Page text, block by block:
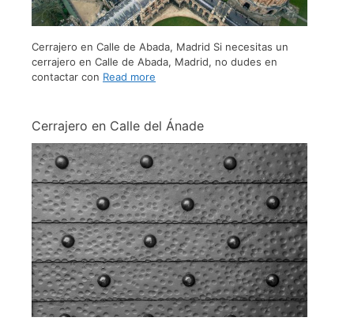
Cerrajero en Calle de Abada, Madrid Si necesitas un
cerrajero en Calle de Abada, Madrid, no dudes en
contactar con Read more
Cerrajero en Calle del Ánade